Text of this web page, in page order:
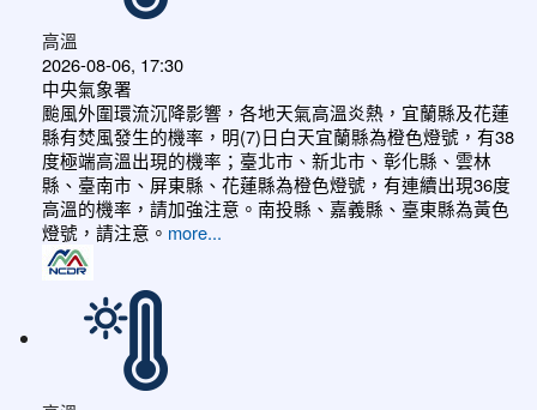
高溫
2026-08-06, 17:30
中央氣象署
颱風外圍環流沉降影響，各地天氣高溫炎熱，宜蘭縣及花蓮
縣有焚風發生的機率，明(7)日白天宜蘭縣為橙色燈號，有38
度極端高溫出現的機率；臺北市、新北市、彰化縣、雲林
縣、臺南市、屏東縣、花蓮縣為橙色燈號，有連續出現36度
高溫的機率，請加強注意。南投縣、嘉義縣、臺東縣為黃色
燈號，請注意。 more...